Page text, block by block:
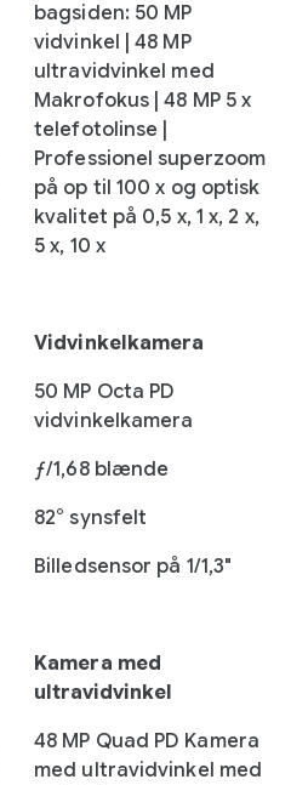
bagsiden: 50 MP
vidvinkel | 48 MP
ultravidvinkel med
Makrofokus | 48 MP 5 x
telefotolinse |
Professionel superzoom
på op til 100 x og optisk
kvalitet på 0,5 x, 1 x, 2 x,
5 x, 10 x
Vidvinkelkamera
50 MP Octa PD
vidvinkelkamera
ƒ/1,68 blænde
82° synsfelt
Billedsensor på 1/1,3"
Kamera med
ultravidvinkel
48 MP Quad PD Kamera
med ultravidvinkel med